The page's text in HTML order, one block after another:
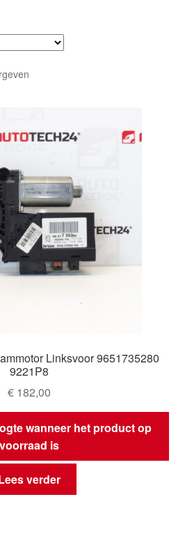
Linksvoor 9651735280
9221P8
€ 182,00
wanneer het product op
voorraad is
verder